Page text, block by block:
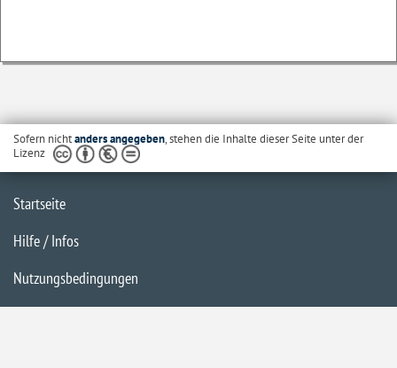
Sofern nichtanders angegeben, stehen die Inhalte dieser Seite unter der
Lizenz
Startseite
Hilfe / Infos
Nutzungsbedingungen